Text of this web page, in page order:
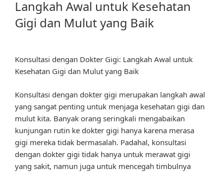
Langkah Awal untuk Kesehatan
Gigi dan Mulut yang Baik
Konsultasi dengan Dokter Gigi: Langkah Awal untuk
Kesehatan Gigi dan Mulut yang Baik
Konsultasi dengan dokter gigi merupakan langkah awal
yang sangat penting untuk menjaga kesehatan gigi dan
mulut kita. Banyak orang seringkali mengabaikan
kunjungan rutin ke dokter gigi hanya karena merasa
gigi mereka tidak bermasalah. Padahal, konsultasi
dengan dokter gigi tidak hanya untuk merawat gigi
yang sakit, namun juga untuk mencegah timbulnya